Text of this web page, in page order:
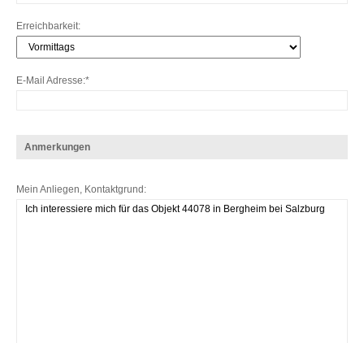
Erreichbarkeit
E-Mail Adresse
Anmerkungen
Mein Anliegen, Kontaktgrund